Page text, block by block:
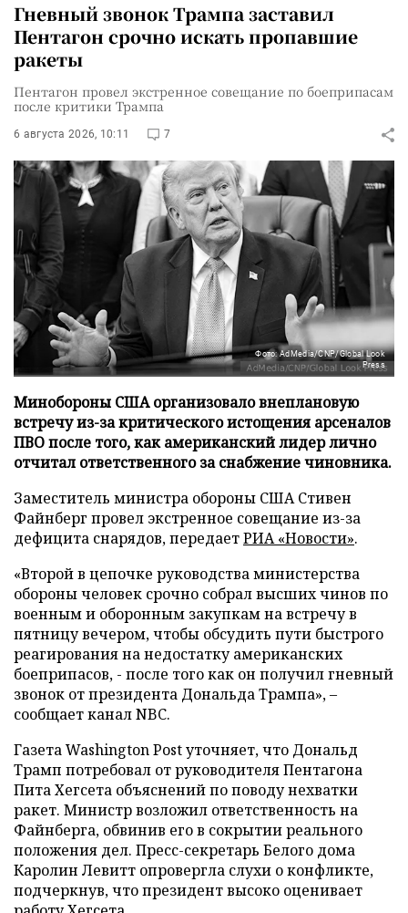
Гневный звонок Трампа заставил
Пентагон срочно искать пропавшие
ракеты
Пентагон провел экстренное совещание по боеприпасам
после критики Трампа
6 августа 2026, 10:11 7
Фото: AdMedia/CNP/Global Look
Press
Минобороны США организовало внеплановую
встречу из-за критического истощения арсеналов
ПВО после того, как американский лидер лично
отчитал ответственного за снабжение чиновника.
Заместитель министра обороны США Стивен
Файнберг провел экстренное совещание из-за
дефицита снарядов, передаетРИА «Новости».
«Второй в цепочке руководства министерства
обороны человек срочно собрал высших чинов по
военным и оборонным закупкам на встречу в
пятницу вечером, чтобы обсудить пути быстрого
реагирования на недостатку американских
боеприпасов, - после того как он получил гневный
звонок от президента Дональда Трампа», –
сообщает канал NBC.
Газета Washington Post уточняет, что Дональд
Трамп потребовал от руководителя Пентагона
Пита Хегсета объяснений по поводу нехватки
ракет. Министр возложил ответственность на
Файнберга, обвинив его в сокрытии реального
положения дел. Пресс-секретарь Белого дома
Каролин Левитт опровергла слухи о конфликте,
подчеркнув, что президент высоко оценивает